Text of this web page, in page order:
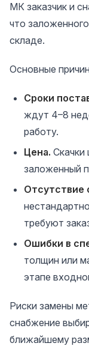
МК заказчик и
что
складе.
Основные
Сроки
ждут 4–8
работу.
Цена. Скачки
заложенный
Отсутствие
требуют
Ошибки в
толщин или
этапе
Риски замены
снабжение
ближайшему